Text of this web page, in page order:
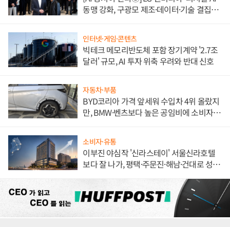
동맹 강화, 구광모 제조·데이터·기술 결집
인터넷·게임·콘텐츠
빅테크 메모리반도체 포함 장기계약 '2.7조
달러' 규모, AI 투자 위축 우려와 반대 신호
자동차·부품
BYD코리아 가격 앞세워 수입차 4위 올랐지
만, BMW·벤츠보다 높은 공임비에 소비자
소비자·유통
이부진 야심작 '신라스테이' 서울신라호텔
보다 잘 나가, 평택·주문진·해남·건대로 성